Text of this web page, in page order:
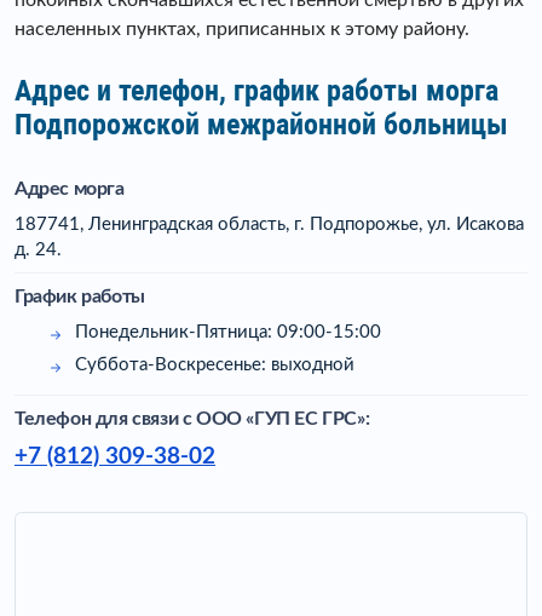
населенных пунктах, приписанных к этому району.
Адрес и телефон, график работы морга
Подпорожской межрайонной больницы
Адрес морга
187741, Ленинградская область, г. Подпорожье, ул. Исакова
д. 24.
График работы
Понедельник-Пятница: 09:00-15:00
Суббота-Воскресенье: выходной
Телефон для связи c ООО «ГУП ЕС ГРС»:
+7 (812) 309-38-02